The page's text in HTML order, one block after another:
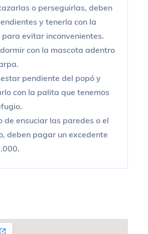
o perseguirlas, deben
y tenerla con la
para evitar inconvenientes.
con la mascota adentro
pendiente del popó y
con la palita que tenemos
de ensuciar las paredes o el
deben pagar un excedente